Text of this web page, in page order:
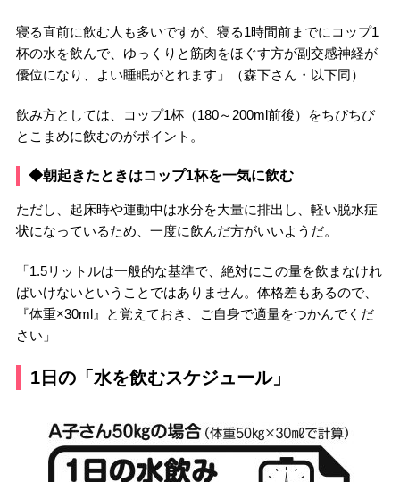
寝る直前に飲む人も多いですが、寝る1時間前までにコップ1
杯の水を飲んで、ゆっくりと筋肉をほぐす方が副交感神経が
優位になり、よい睡眠がとれます」（森下さん・以下同）
飲み方としては、コップ1杯（180～200ml前後）をちびちび
とこまめに飲むのがポイント。
◆朝起きたときはコップ1杯を一気に飲む
ただし、起床時や運動中は水分を大量に排出し、軽い脱水症
状になっているため、一度に飲んだ方がいいようだ。
「1.5リットルは一般的な基準で、絶対にこの量を飲まなけれ
ばいけないということではありません。体格差もあるので、
『体重×30ml』と覚えておき、ご自身で適量をつかんでくだ
さい」
1日の「水を飲むスケジュール」